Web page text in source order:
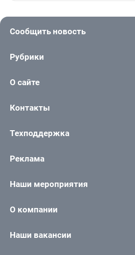
Сообщить новость
Рубрики
О сайте
Контакты
Техподдержка
Реклама
Наши мероприятия
О компании
Наши вакансии